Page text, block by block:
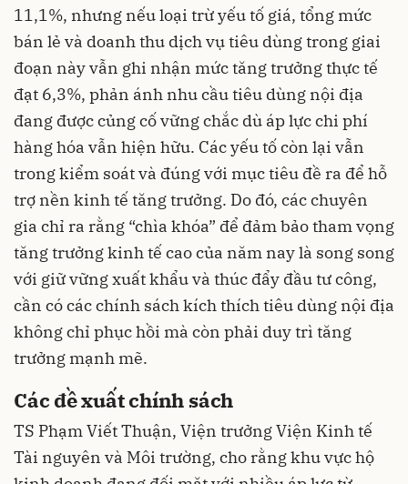
11,1%, nhưng nếu loại trừ yếu tố giá, tổng mức
bán lẻ và doanh thu dịch vụ tiêu dùng trong giai
đoạn này vẫn ghi nhận mức tăng trưởng thực tế
đạt 6,3%, phản ánh nhu cầu tiêu dùng nội địa
đang được củng cố vững chắc dù áp lực chi phí
hàng hóa vẫn hiện hữu. Các yếu tố còn lại vẫn
trong kiểm soát và đúng với mục tiêu đề ra để hỗ
trợ nền kinh tế tăng trưởng. Do đó, các chuyên
gia chỉ ra rằng “chìa khóa” để đảm bảo tham vọng
tăng trưởng kinh tế cao của năm nay là song song
với giữ vững xuất khẩu và thúc đẩy đầu tư công,
cần có các chính sách kích thích tiêu dùng nội địa
không chỉ phục hồi mà còn phải duy trì tăng
trưởng mạnh mẽ.
Các đề xuất chính sách
TS Phạm Viết Thuận, Viện trưởng Viện Kinh tế
Tài nguyên và Môi trường, cho rằng khu vực hộ